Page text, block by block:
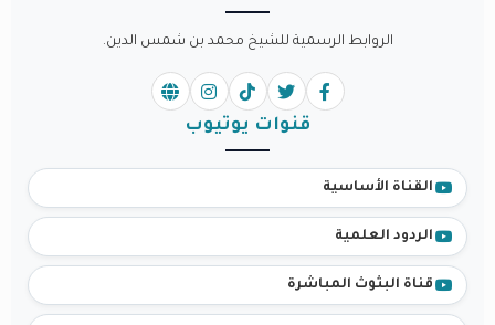
الروابط الرسمية للشيخ محمد بن شمس الدين.
قنوات يوتيوب
القناة الأساسية
الردود العلمية
قناة البثوث المباشرة